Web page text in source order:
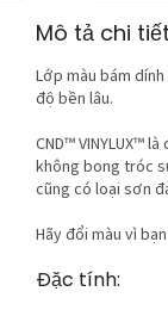
Mô tả chi
Lớp màu bám
độ bền lâu.
CND™ VINYLUX™
không bong tróc
cũng có loại sơn
Hãy đổi màu vì
Đặc tính: